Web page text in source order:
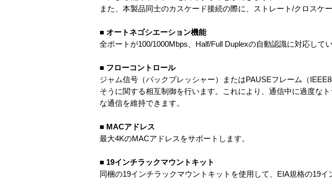
また、本製品同士のカスケード接続の際に、ストレート/クロスケ
■ オートネゴシエーション機能
全ポートが100/1000Mbps、Half/Full Duplexの自動認識に対応してい
■ フローコントロール
ジャム信号（バックプレッシャー）またはPAUSEフレーム（
そうに関する相互制御を行います。これにより、通信中に過度な
な通信を維持できます。
■ MACアドレス
最大4KのMACアドレスをサポートします。
■ 19インチラックマウントキット
同梱の19インチラックマウントキットを使用して、EIA規格の19イ